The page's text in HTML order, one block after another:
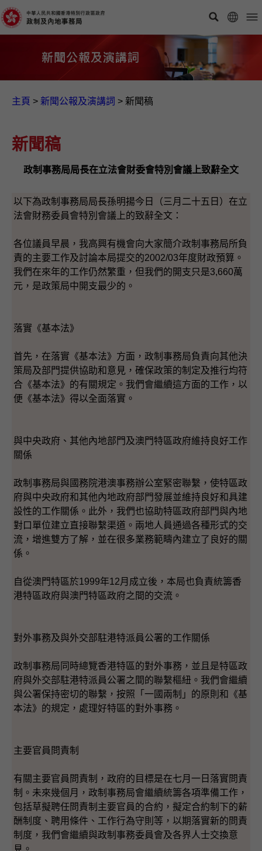
主頁 > 新聞公報及演講詞 > 新聞稿
新聞稿
政制事務局局長在立法會財委會特別會議上致辭全文
以下為政制事務局局長孫明揚今日（三月二十五日）在立
法會財務委員會特別會議上的致辭全文：
各位議員早晨，我高興有機會向大家簡介政制事務局所負
責的主要工作及討論本局提交的2002/03年度財政預算。
我們在來年的工作仍然繁重，但我們的開支只是3,660萬
元，是政策局中開支最少的。
落實《基本法》
首先，在落實《基本法》方面，政制事務局負責向其他決
策局及部門提供協助和意見，確保政策的制定及推行均符
合《基本法》的有關規定。我們會繼續這方面的工作，以
便《基本法》得以全面落實。
與中央政府、其他內地部門及澳門特區政府維持良好工作
關係
政制事務局與國務院港澳事務辦公室緊密聯繫，使特區政
府與中央政府和其他內地政府部門發展並維持良好和具建
設性的工作關係。此外，我們也協助特區政府部門與內地
對口單位建立直接聯繫渠道。兩地人員通過各種形式的交
流，增進雙方了解，並在很多業務範疇內建立了良好的關
係。
自從澳門特區於1999年12月成立後，本局也負責統籌香
港特區政府與澳門特區政府之間的交流。
對外事務及與外交部駐港特派員公署的工作關係
政制事務局同時總覽香港特區的對外事務，並且是特區政
府與外交部駐港特派員公署之間的聯繫樞紐。我們會繼續
與公署保持密切的聯繫，按照「一國兩制」的原則和《基
本法》的規定，處理好特區的對外事務。
主要官員問責制
有關主要官員問責制，政府的目標是在七月一日落實問責
制。未來幾個月，政制事務局會繼續統籌各項準備工作，
包括草擬聘任問責制主要官員的合約，擬定合約制下的薪
酬制度、聘用條件、工作行為守則等，以期落實新的問責
制度，我們會繼續與政制事務委員會及各界人士交換意
見。